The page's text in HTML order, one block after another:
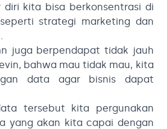
diri kita bisa berkonsentrasi di
strategi marketing dan
juga berpendapat tidak jauh
bahwa mau tidak mau, kita
data agar bisnis dapat
tersebut kita pergunakan
yang akan kita capai dengan